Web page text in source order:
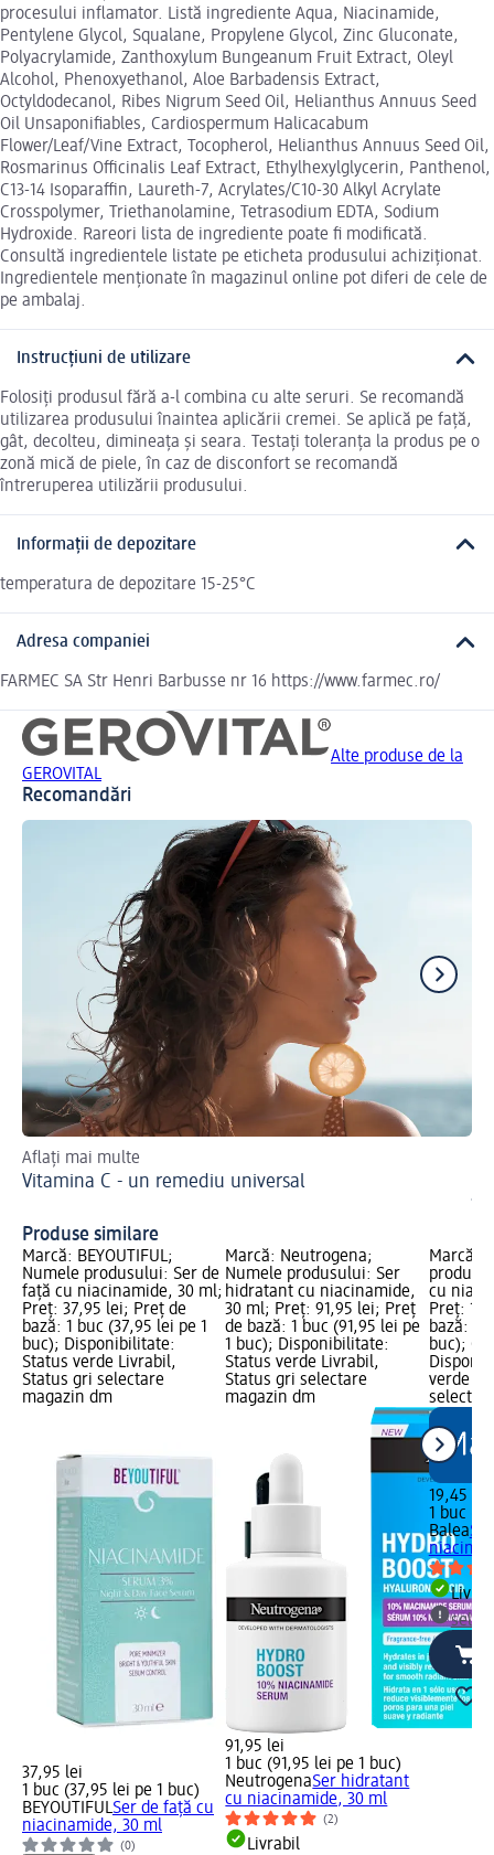
procesului inflamator. Listă ingrediente Aqua, Niacinamide,
Pentylene Glycol, Squalane, Propylene Glycol, Zinc Gluconate,
Polyacrylamide, Zanthoxylum Bungeanum Fruit Extract, Oleyl
Alcohol, Phenoxyethanol, Aloe Barbadensis Extract,
Octyldodecanol, Ribes Nigrum Seed Oil, Helianthus Annuus Seed
Oil Unsaponifiables, Cardiospermum Halicacabum
Flower/Leaf/Vine Extract, Tocopherol, Helianthus Annuus Seed Oil,
Rosmarinus Officinalis Leaf Extract, Ethylhexylglycerin, Panthenol,
C13-14 Isoparaffin, Laureth-7, Acrylates/C10-30 Alkyl Acrylate
Crosspolymer, Triethanolamine, Tetrasodium EDTA, Sodium
Hydroxide. Rareori lista de ingrediente poate fi modificată.
Consultă ingredientele listate pe eticheta produsului achiziționat.
Ingredientele menționate în magazinul online pot diferi de cele de
pe ambalaj.
Instrucțiuni de utilizare
Folosiți produsul fără a-l combina cu alte seruri. Se recomandă
utilizarea produsului înaintea aplicării cremei. Se aplică pe față,
gât, decolteu, dimineața și seara. Testați toleranța la produs pe o
zonă mică de piele, în caz de disconfort se recomandă
întreruperea utilizării produsului.
Informații de depozitare
temperatura de depozitare 15-25°C
Adresa companiei
FARMEC SA Str Henri Barbusse nr 16 https://www.farmec.ro/
Alte produse de la
GEROVITAL
Recomandări
Aflați mai multe
Vitamina C - un remediu universal
Produse similare
Marcă: BEYOUTIFUL;
Numele produsului: Ser de
față cu niacinamide, 30 ml;
Preț: 37,95 lei; Preț de
bază: 1 buc (37,95 lei pe 1
buc); Disponibilitate:
Status verde Livrabil,
Status gri selectare
magazin dm
37,95 lei
1 buc (37,95 lei pe 1 buc)
BEYOUTIFULSer de față cu
niacinamide, 30 ml
(0)
Marcă: Neutrogena;
Numele produsului: Ser
hidratant cu niacinamide,
30 ml; Preț: 91,95 lei; Preț
de bază: 1 buc (91,95 lei pe
1 buc); Disponibilitate:
Status verde Livrabil,
Status gri selectare
magazin dm
91,95 lei
1 buc (91,95 lei pe 1 buc)
NeutrogenaSer hidratant
cu niacinamide, 30 ml
(2)
Livrabil
Marcă:
cu
Preț:
bază: 1
buc);
verde
19,45 lei
1 buc
Balea